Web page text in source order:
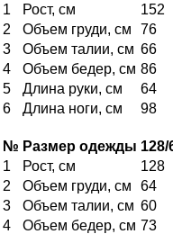
1
Рост, см 152
2
Объем груди, см 76
3
Объем талии, см 66
4
Объем бедер, см 86
5
Длина руки, см 64
6
Длина ноги, см 98
№ Размер одежды 128/
1
Рост, см 128
2
Объем груди, см 64
3
Объем талии, см 60
4
Объем бедер, см 73